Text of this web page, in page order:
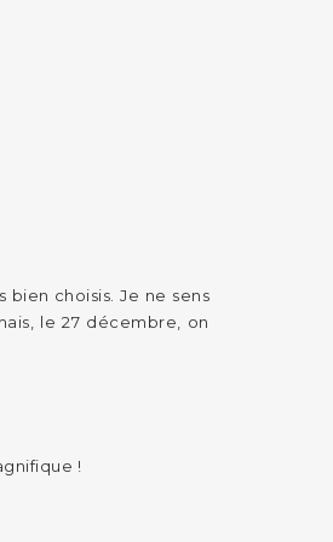
bien choisis. Je ne sens
le 27 décembre, on
!